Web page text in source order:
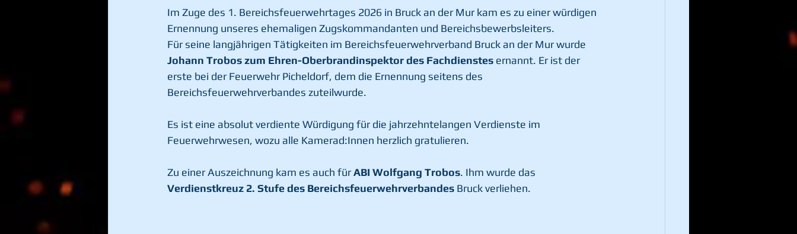
Im Zuge des 1. Bereichsfeuerwehrtages 2026 in Bruck an der Mur kam es zu einer würdigen
Ernennung unseres ehemaligen Zugskommandanten und Bereichsbewerbsleiters.
Für seine langjährigen Tätigkeiten im Bereichsfeuerwehrverband Bruck an der Mur wurde
Johann Trobos zum Ehren-Oberbrandinspektor des Fachdienstes ernannt. Er ist der
erste bei der Feuerwehr Picheldorf, dem die Ernennung seitens des
Bereichsfeuerwehrverbandes zuteilwurde.
Es ist eine absolut verdiente Würdigung für die jahrzehntelangen Verdienste im
Feuerwehrwesen, wozu alle Kamerad:Innen herzlich gratulieren.
Zu einer Auszeichnung kam es auch für ABI Wolfgang Trobos. Ihm wurde das
Verdienstkreuz 2. Stufe des Bereichsfeuerwehrverbandes Bruck verliehen.